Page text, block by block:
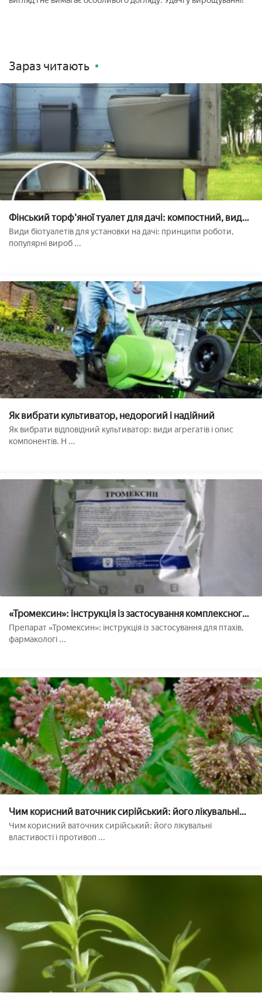
Зараз читають
Фінський торф'яної туалет для дачі: компостний, види і
виробники
Види біотуалетів для установки на дачі: принципи роботи,
популярні вироб ...
Як вибрати культиватор, недорогий і надійний
Як вибрати відповідний культиватор: види агрегатів і опис
компонентів. Н ...
«Тромексин»: інструкція із застосування комплексного
препарату для птахів
Препарат «Тромексин»: інструкція із застосування для птахів,
фармакологі ...
Чим корисний ваточник сирійський: його лікувальні
властивості і протипоказання
Чим корисний ваточник сирійський: його лікувальні
властивості і противоп ...